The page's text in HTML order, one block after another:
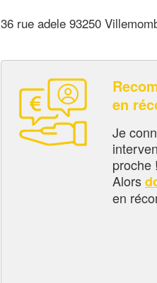
36 rue adele 93250
en
Je
proche !
Alors
en